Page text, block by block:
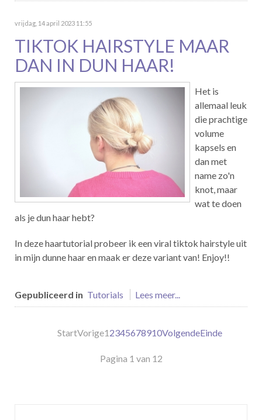
vrijdag, 14 april 2023 11:55
TIKTOK HAIRSTYLE MAAR
DAN IN DUN HAAR!
Het is
allemaal leuk
die prachtige
volume
kapsels en
dan met
name zo'n
knot, maar
wat te doen
als je dun haar hebt?
In deze haartutorial probeer ik een viral tiktok hairstyle uit
in mijn dunne haar en maak er deze variant van! Enjoy!!
Gepubliceerd in Tutorials Lees meer...
StartVorige1 2345678910VolgendeEinde
Pagina 1 van 12